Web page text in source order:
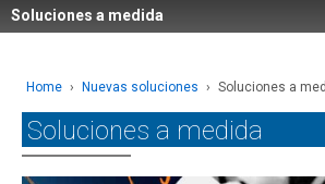
Soluciones a medida
Home › Nuevas soluciones › Soluciones a
Soluciones a medida